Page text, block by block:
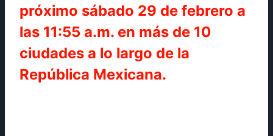
próximo sábado 29 de febrero a
las 11:55 a.m. en más de 10
ciudades a lo largo de la
República Mexicana.